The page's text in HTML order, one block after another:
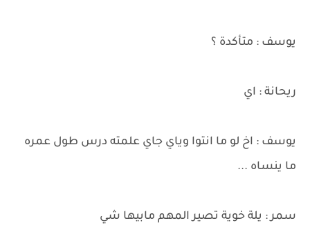
يوسف : متأكدة ؟
ريحانة : اي
يوسف : اخ لو ما انتوا وياي جاي علمته درس طول عمره
ما ينساه ...
سمر : يلة خوية تصير المهم مابيها شي